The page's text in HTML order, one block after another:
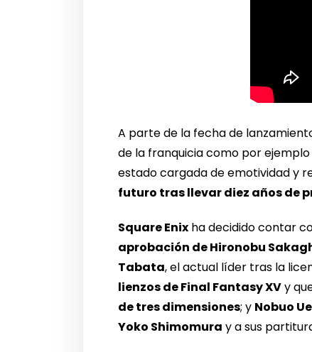
A parte de la fecha de
de la franquicia como por
estado cargada de emotividad y
futuro tras llevar diez años de
Square Enix ha decidido contar
aprobación de Hironobu
Tabata, el actual líder tras la
lienzos de Final Fantasy XVy
de tres dimensiones; y Nobuo
Yoko Shimomura y a sus